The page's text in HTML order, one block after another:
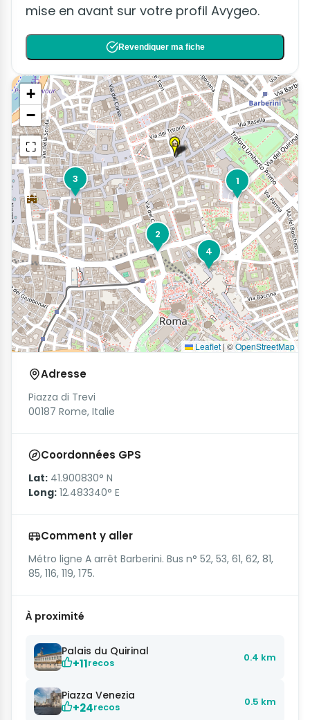
mise en avant sur votre profil Avygeo.
Revendiquer ma fiche
1
2
3
4
+
−
⛶
Leaflet | ©OpenStreetMap
Adresse
Piazza di Trevi
00187 Rome, Italie
Coordonnées GPS
Lat: 41.900830° N
Long: 12.483340° E
Comment y aller
Métro ligne A arrêt Barberini. Bus n° 52, 53, 61, 62, 81,
85, 116, 119, 175.
À proximité
Palais du Quirinal
+11recos 0.4 km
Piazza Venezia
+24recos 0.5 km